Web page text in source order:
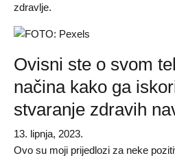
zdravlje.
Ovisni ste o svom
načina kako ga
stvaranje zdravih
13. lipnja, 2023.
Ovo su moji prijedlozi za neke